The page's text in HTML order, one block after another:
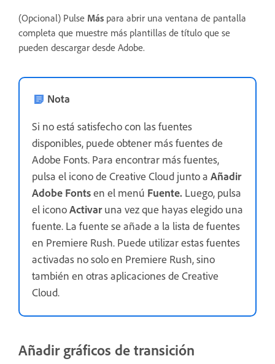
(Opcional) Pulse Más para abrir una ventana de pantalla
completa que muestre más plantillas de título que se
pueden descargar desde Adobe.
Nota
Si no está satisfecho con las fuentes
disponibles, puede obtener más fuentes de
Adobe Fonts. Para encontrar más fuentes,
pulsa el icono de Creative Cloud junto a Añadir
Adobe Fontsen el menú Fuente. Luego, pulsa
el iconoActivar una vez que hayas elegido una
fuente. La fuente se añade a la lista de fuentes
en Premiere Rush. Puede utilizar estas fuentes
activadas no solo en Premiere Rush, sino
también en otras aplicaciones de Creative
Cloud.
Añadir gráficos de transición